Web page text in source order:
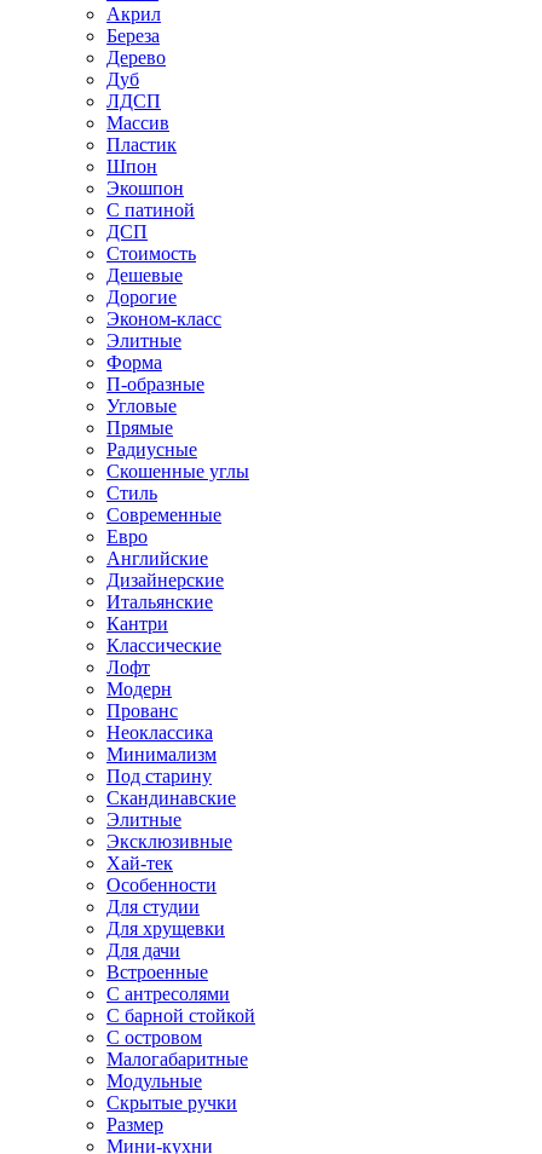
Акрил
Береза
Дерево
Дуб
ЛДСП
Массив
Пластик
Шпон
Экошпон
С патиной
ДСП
Стоимость
Дешевые
Дорогие
Эконом-класс
Элитные
Форма
П-образные
Угловые
Прямые
Радиусные
Скошенные углы
Стиль
Современные
Евро
Английские
Дизайнерские
Итальянские
Кантри
Классические
Лофт
Модерн
Прованс
Неоклассика
Минимализм
Под старину
Скандинавские
Элитные
Эксклюзивные
Хай-тек
Особенности
Для студии
Для хрущевки
Для дачи
Встроенные
С антресолями
С барной стойкой
С островом
Малогабаритные
Модульные
Скрытые ручки
Размер
Мини-кухни